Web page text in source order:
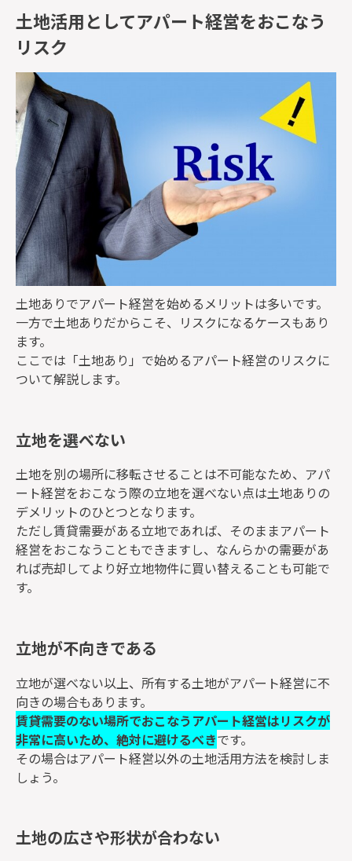
土地活用としてアパート経営をおこなう
リスク
土地ありでアパート経営を始めるメリットは多いです。
一方で土地ありだからこそ、リスクになるケースもあり
ます。
ここでは「土地あり」で始めるアパート経営のリスクに
ついて解説します。
立地を選べない
土地を別の場所に移転させることは不可能なため、アパ
ート経営をおこなう際の立地を選べない点は土地ありの
デメリットのひとつとなります。
ただし賃貸需要がある立地であれば、そのままアパート
経営をおこなうこともできますし、なんらかの需要があ
れば売却してより好立地物件に買い替えることも可能で
す。
立地が不向きである
立地が選べない以上、所有する土地がアパート経営に不
向きの場合もあります。
賃貸需要のない場所でおこなうアパート経営はリスクが
非常に高いため、絶対に避けるべきです。
その場合はアパート経営以外の土地活用方法を検討しま
しょう。
土地の広さや形状が合わない